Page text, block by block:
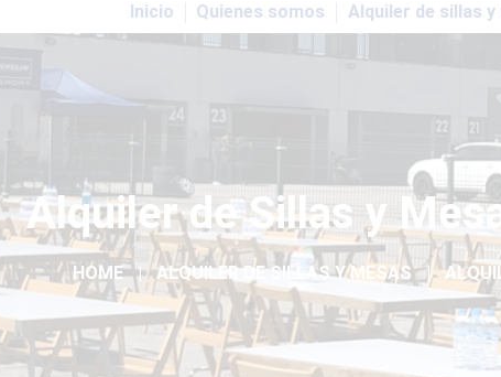
Inicio Quienes somos Alquiler de sillas y
Alquiler de Sillas y
HOME ALQUILER DE SILLAS Y MESAS